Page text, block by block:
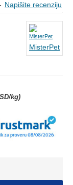
Napišite recenziju
kg)
MisterPet